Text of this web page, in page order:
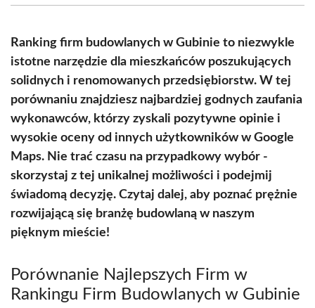
(Twitter)
Ranking firm budowlanych w Gubinie to niezwykle
istotne narzędzie dla mieszkańców poszukujących
solidnych i renomowanych przedsiębiorstw. W tej
porównaniu znajdziesz najbardziej godnych zaufania
wykonawców, którzy zyskali pozytywne opinie i
wysokie oceny od innych użytkowników w Google
Maps. Nie trać czasu na przypadkowy wybór -
skorzystaj z tej unikalnej możliwości i podejmij
świadomą decyzję. Czytaj dalej, aby poznać prężnie
rozwijającą się branżę budowlaną w naszym
pięknym mieście!
Porównanie Najlepszych Firm w
Rankingu Firm Budowlanych w Gubinie